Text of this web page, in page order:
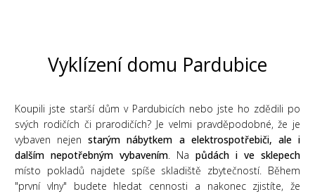
Vyklízení domu Pardubice
Koupili jste starší dům v Pardubicích nebo jste ho zdědili po
svých rodičích či prarodičích? Je velmi pravděpodobné, že je
vybaven nejenstarým nábytkem a elektrospotřebiči, ale i
dalším nepotřebným vybavením. Na půdách i ve sklepech
místo pokladů najdete spíše skladiště zbytečností. Během
"první vlny" budete hledat cennosti a nakonec zjistíte, že